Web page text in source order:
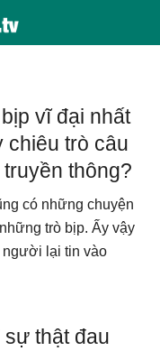
vĩ đại nhất
chiêu trò câu
thông?
có những chuyện
trò bịp. Ấy vậy
người lại tin vào
sự thật đau